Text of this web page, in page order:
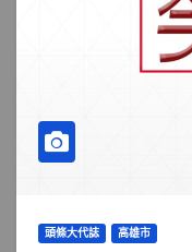
頭條大代誌 高雄市